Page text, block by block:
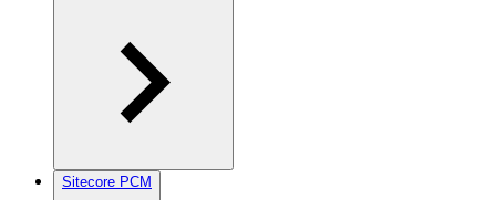
Sitecore PCM